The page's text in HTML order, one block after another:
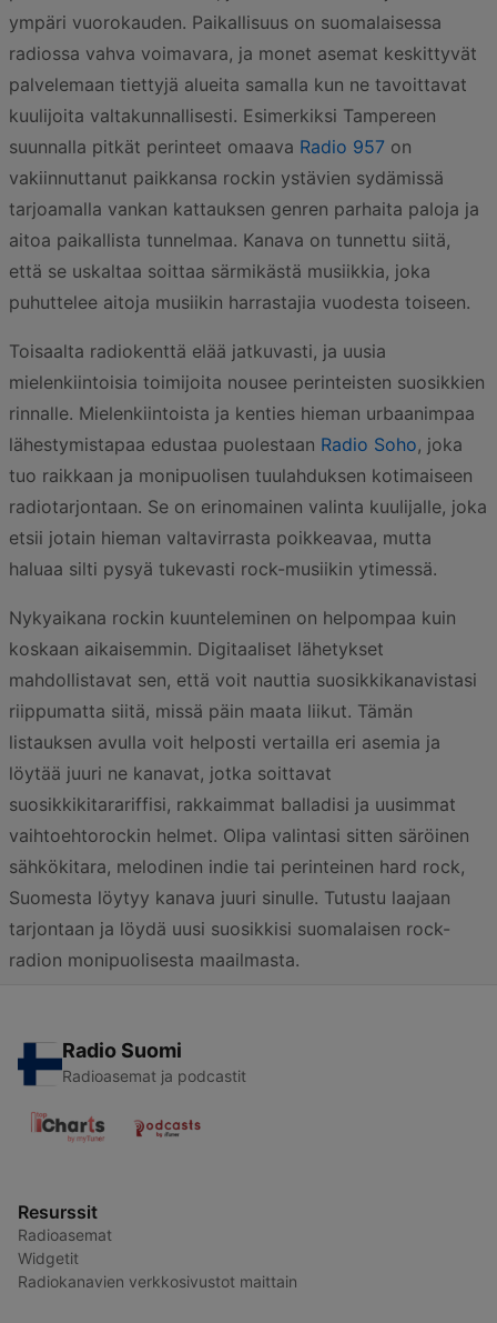
ympäri vuorokauden. Paikallisuus on suomalaisessa
radiossa vahva voimavara, ja monet asemat keskittyvät
palvelemaan tiettyjä alueita samalla kun ne tavoittavat
kuulijoita valtakunnallisesti. Esimerkiksi Tampereen
suunnalla pitkät perinteet omaava Radio 957 on
vakiinnuttanut paikkansa rockin ystävien sydämissä
tarjoamalla vankan kattauksen genren parhaita paloja ja
aitoa paikallista tunnelmaa. Kanava on tunnettu siitä,
että se uskaltaa soittaa särmikästä musiikkia, joka
puhuttelee aitoja musiikin harrastajia vuodesta toiseen.
Toisaalta radiokenttä elää jatkuvasti, ja uusia
mielenkiintoisia toimijoita nousee perinteisten suosikkien
rinnalle. Mielenkiintoista ja kenties hieman urbaanimpaa
lähestymistapaa edustaa puolestaan Radio Soho, joka
tuo raikkaan ja monipuolisen tuulahduksen kotimaiseen
radiotarjontaan. Se on erinomainen valinta kuulijalle, joka
etsii jotain hieman valtavirrasta poikkeavaa, mutta
haluaa silti pysyä tukevasti rock-musiikin ytimessä.
Nykyaikana rockin kuunteleminen on helpompaa kuin
koskaan aikaisemmin. Digitaaliset lähetykset
mahdollistavat sen, että voit nauttia suosikkikanavistasi
riippumatta siitä, missä päin maata liikut. Tämän
listauksen avulla voit helposti vertailla eri asemia ja
löytää juuri ne kanavat, jotka soittavat
suosikkikitarariffisi, rakkaimmat balladisi ja uusimmat
vaihtoehtorockin helmet. Olipa valintasi sitten säröinen
sähkökitara, melodinen indie tai perinteinen hard rock,
Suomesta löytyy kanava juuri sinulle. Tutustu laajaan
tarjontaan ja löydä uusi suosikkisi suomalaisen rock-
radion monipuolisesta maailmasta.
Radio Suomi
Radioasemat ja podcastit
Resurssit
Radioasemat
Widgetit
Radiokanavien verkkosivustot maittain